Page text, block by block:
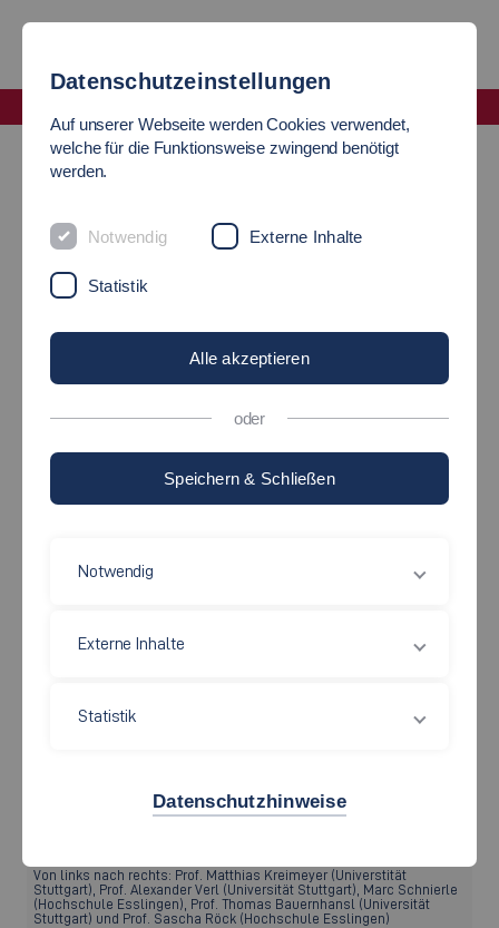
News
HERZLICHEN
GLÜCKWUNSCH ZUR
ERFOLGREICHEN
Maschinen und Systeme
Von links nach rechts: Prof. Matthias Kreimeyer (Universtität
Stuttgart), Prof. Alexander Verl (Universität Stuttgart), Marc Schnierle
(Hochschule Esslingen), Prof. Thomas Bauernhansl (Universität
Stuttgart) und Prof. Sascha Röck (Hochschule Esslingen)
Datenschutzeinstellungen
Auf unserer Webseite werden Cookies verwendet,
welche für die Funktionsweise zwingend benötigt
werden.
Notwendig Externe Inhalte
Statistik
Alle akzeptieren
oder
Speichern & Schließen
Notwendig
Externe Inhalte
Statistik
Datenschutzhinweise